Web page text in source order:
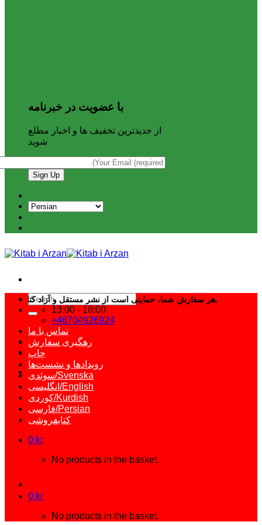
با عضویت در خبرنامه
از جدیدترین تخفیف ها و اخبار مطلع
شوید
هر سفارش شما، حمایتی است از نشر مستقل و آزاد کتاب فارسی.
13:00 - 18:00
+46704926924
Search
for:
تماس با ما
رهگیری سفارش
چاپ
رویدادها و نشست‌ها
سوئدی/Svenska
انگلیسی/English
کوردی/Kurdish
فارسی/Persian
کتابفروشی
0 kr
No products in the basket.
0 kr
No products in the basket.